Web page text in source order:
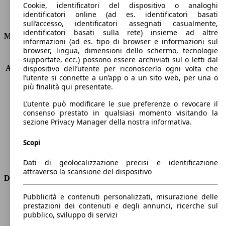
Consumi
Motore e Prestazioni
KW (PS)
128 kW (174 PS)
Accelerazione (0-100 km/h)
8.8s
Velocità massima (km/h)
210 km/h
Numero di marce
6
Coppia
350 nm
Cilindrata
1956 ccm
Carburante
Diesel
Trasmissione
Dimensioni
Lunghezza
4350 mm
Altezza
1460 mm
Larghezza
Cookie, identificatori del dispositivo o analoghi
identificatori online (ad es. identificatori basati
sull’accesso, identificatori assegnati casualmente,
identificatori basati sulla rete) insieme ad altre
informazioni (ad es. tipo di browser e informazioni sul
browser, lingua, dimensioni dello schermo, tecnologie
supportate, ecc.) possono essere archiviati sul o letti dal
dispositivo dell’utente per riconoscerlo ogni volta che
l’utente si connette a un’app o a un sito web, per una o
più finalità qui presentate.
L’utente può modificare le sue preferenze o revocare il
consenso prestato in qualsiasi momento visitando la
sezione Privacy Manager della nostra informativa.
Scopi
Dati di geolocalizzazione precisi e identificazione
attraverso la scansione del dispositivo
Pubblicità e contenuti personalizzati, misurazione delle
prestazioni dei contenuti e degli annunci, ricerche sul
pubblico, sviluppo di servizi